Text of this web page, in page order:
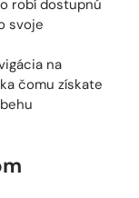
robí dostupnú
svoje
na
čomu získate